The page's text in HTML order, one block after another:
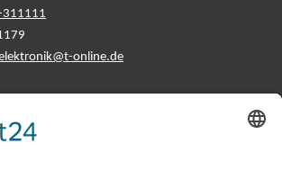
online.de